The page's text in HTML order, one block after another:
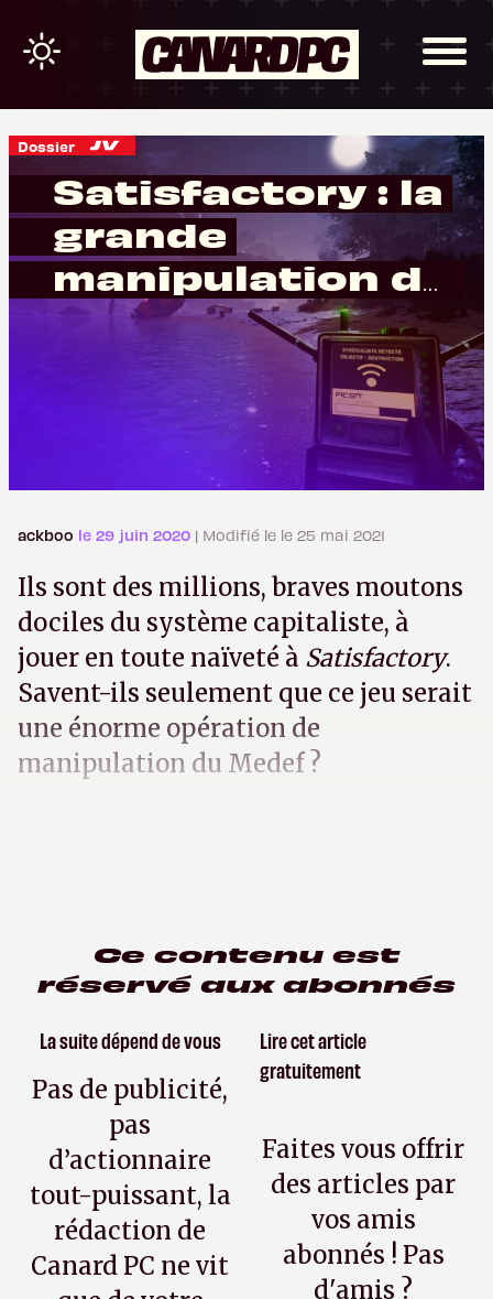
Dossier
Satisfactory : la
grande
manipulation du
Medef
ackboo le 29 juin 2020 | Modifié le le 25 mai 2021
Ils sont des millions, braves moutons
dociles du système capitaliste, à
jouer en toute naïveté à Satisfactory.
Savent-ils seulement que ce jeu serait
une énorme opération de
manipulation du Medef ?
Ce contenu est
réservé aux abonnés
La suite dépend de vous
Pas de publicité,
pas
d’actionnaire
tout-puissant, la
rédaction de
Canard PC ne vit
Lire cet article
gratuitement
Faites vous offrir
des articles par
vos amis
abonnés ! Pas
d'amis ?